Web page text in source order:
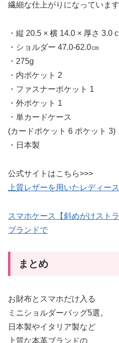
繊細な仕上がりになっています
・縦 20.5 × 横 14.0 × 厚さ 3.0
・ショルダー 47.0-62.0㎝
・275g
・内ポケット 2
・ファスナーポケット 1
・外ポケット 1
・単カードケース
(カードポケット 6 ポケット 3)
・日本製
公式サイトはこちら>>>
上質レザーを用いたレディー
スマホケース【斜めがけスト
ブランドで
まとめ
お財布とスマホだけ入る
ミニショルダーバッグ5選。
日本製やイタリア製など
上質な本革ブランドの